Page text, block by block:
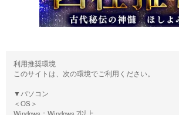
利用推奨環境
このサイトは、次の環境でご利用ください。
▼パソコン
＜OS＞